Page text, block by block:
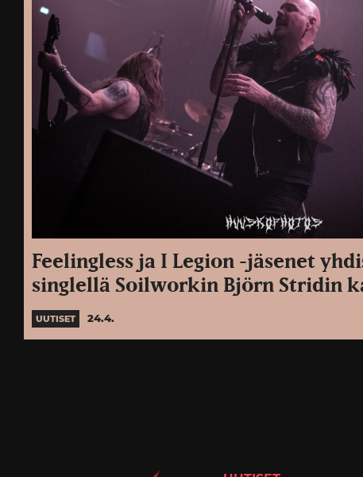
Feelingless ja I Legion -jäsenet
singlellä Soilworkin Björn Stridin
UUTISET 24.4.